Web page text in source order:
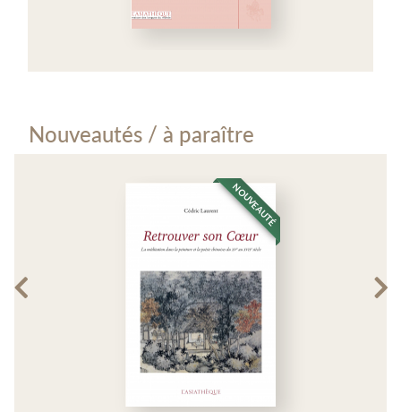
Nouveautés / à paraître
NOUVEAUTÉ